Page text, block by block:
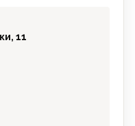
11